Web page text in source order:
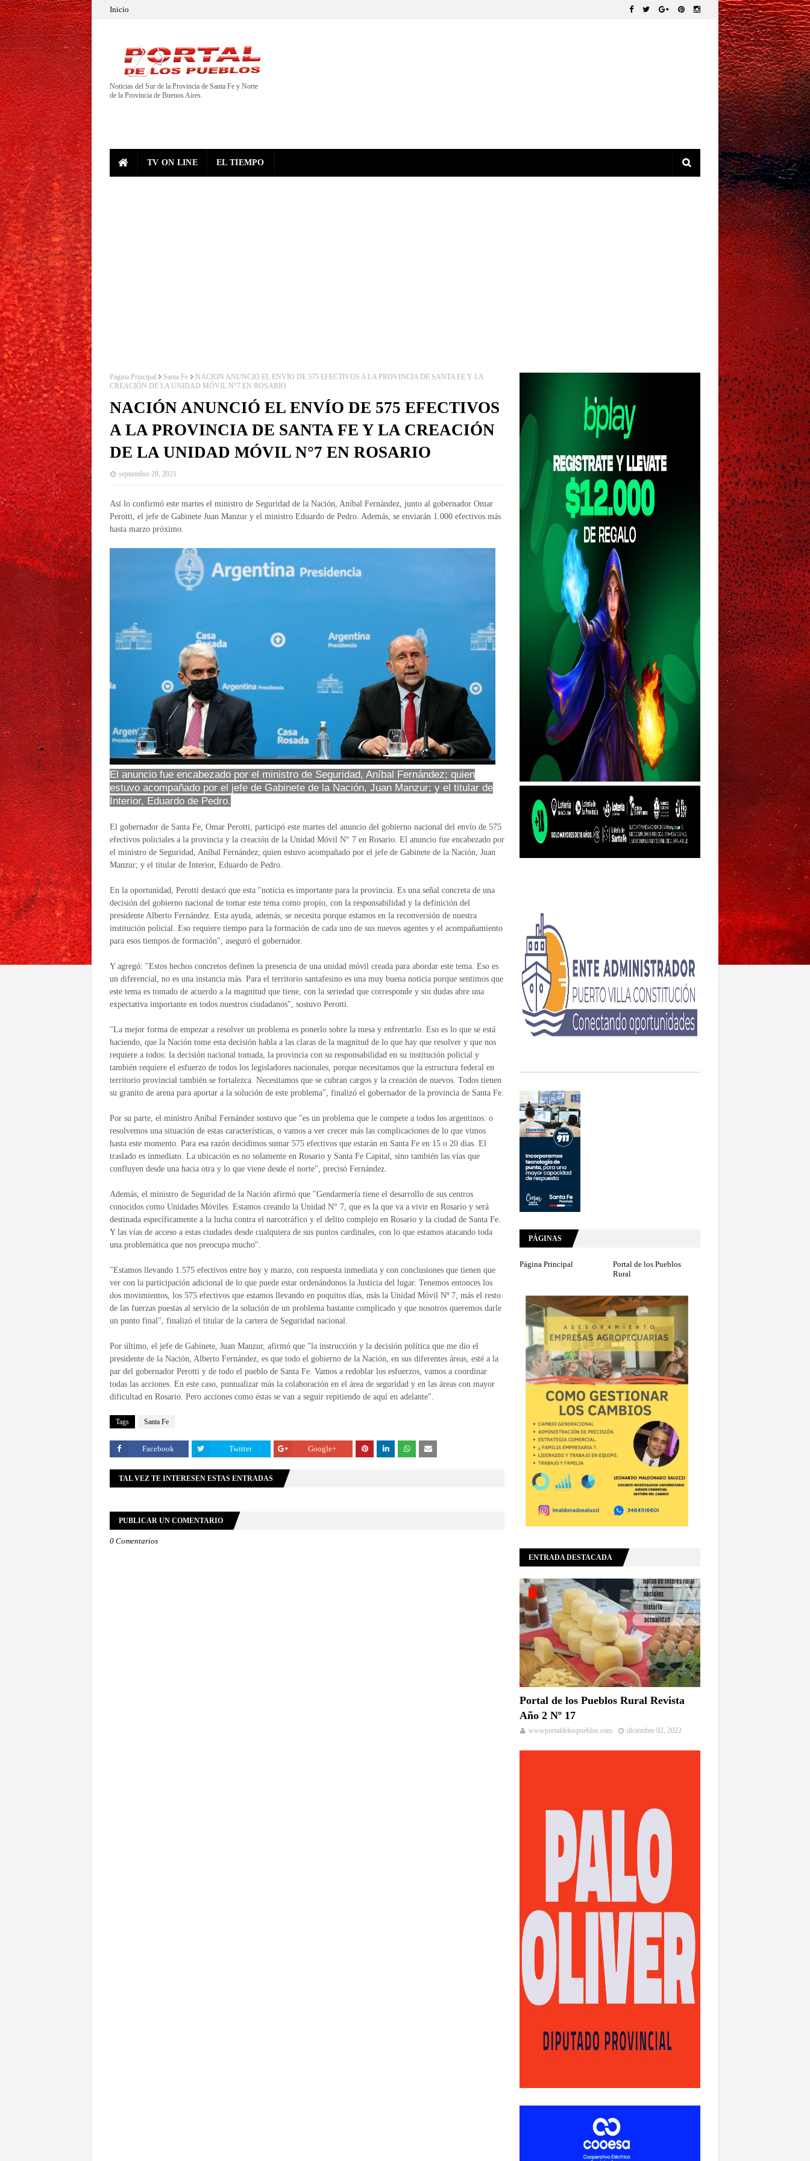
Inicio
Noticias del Sur de la Provincia de Santa Fe y Norte
de la Provincia de Buenos Aires.
TV ON LINE EL TIEMPO
Página Principal Santa Fe
NACIÓN ANUNCIÓ EL ENVÍO DE 575 EFECTIVOS A LA PROVINCIA DE SANTA FE Y LA
CREACIÓN DE LA UNIDAD MÓVIL N°7 EN ROSARIO
NACIÓN ANUNCIÓ EL ENVÍO DE 575 EFECTIVOS
A LA PROVINCIA DE SANTA FE Y LA CREACIÓN
DE LA UNIDAD MÓVIL N°7 EN ROSARIO
septiembre 28, 2021
Así lo confirmó este martes el ministro de Seguridad de la Nación, Aníbal Fernández, junto al gobernador Omar
Perotti, el jefe de Gabinete Juan Manzur y el ministro Eduardo de Pedro. Además, se enviarán 1.000 efectivos más
hasta marzo próximo.
El anuncio fue encabezado por el ministro de Seguridad, Aníbal Fernández; quien
estuvo acompañado por el jefe de Gabinete de la Nación, Juan Manzur; y el titular de
Interior, Eduardo de Pedro.
El gobernador de Santa Fe, Omar Perotti, participó este martes del anuncio del gobierno nacional del envío de 575
efectivos policiales a la provincia y la creación de la Unidad Móvil N° 7 en Rosario. El anuncio fue encabezado por
el ministro de Seguridad, Aníbal Fernández; quien estuvo acompañado por el jefe de Gabinete de la Nación, Juan
Manzur; y el titular de Interior, Eduardo de Pedro.
En la oportunidad, Perotti destacó que esta "noticia es importante para la provincia. Es una señal concreta de una
decisión del gobierno nacional de tomar este tema como propio, con la responsabilidad y la definición del
presidente Alberto Fernández. Esta ayuda, además, se necesita porque estamos en la reconversión de nuestra
institución policial. Eso requiere tiempo para la formación de cada uno de sus nuevos agentes y el acompañamiento
para esos tiempos de formación", aseguró el gobernador.
Y agregó: "Estos hechos concretos definen la presencia de una unidad móvil creada para abordar este tema. Eso es
un diferencial, no es una instancia más. Para el territorio santafesino es una muy buena noticia porque sentimos que
este tema es tomado de acuerdo a la magnitud que tiene, con la seriedad que corresponde y sin dudas abre una
expectativa importante en todos nuestros ciudadanos", sostuvo Perotti.
"La mejor forma de empezar a resolver un problema es ponerlo sobre la mesa y enfrentarlo. Eso es lo que se está
haciendo, que la Nación tome esta decisión habla a las claras de la magnitud de lo que hay que resolver y que nos
requiere a todos: la decisión nacional tomada, la provincia con su responsabilidad en su institución policial y
también requiere el esfuerzo de todos los legisladores nacionales, porque necesitamos que la estructura federal en
territorio provincial también se fortalezca. Necesitamos que se cubran cargos y la creación de nuevos. Todos tienen
su granito de arena para aportar a la solución de este problema", finalizó el gobernador de la provincia de Santa Fe.
Por su parte, el ministro Aníbal Fernández sostuvo que "es un problema que le compete a todos los argentinos: o
resolvemos una situación de estas características, o vamos a ver crecer más las complicaciones de lo que vimos
hasta este momento. Para esa razón decidimos sumar 575 efectivos que estarán en Santa Fe en 15 o 20 días. El
traslado es inmediato. La ubicación es no solamente en Rosario y Santa Fe Capital, sino también las vías que
confluyen desde una hacia otra y lo que viene desde el norte", precisó Fernández.
Además, el ministro de Seguridad de la Nación afirmó que "Gendarmería tiene el desarrollo de sus centros
conocidos como Unidades Móviles. Estamos creando la Unidad N° 7, que es la que va a vivir en Rosario y será
destinada específicamente a la lucha contra el narcotráfico y el delito complejo en Rosario y la ciudad de Santa Fe.
Y las vías de acceso a estas ciudades desde cualquiera de sus puntos cardinales, con lo que estamos atacando toda
una problemática que nos preocupa mucho".
"Estamos llevando 1.575 efectivos entre hoy y marzo, con respuesta inmediata y con conclusiones que tienen que
ver con la participación adicional de lo que puede estar ordenándonos la Justicia del lugar. Tenemos entonces los
dos movimientos, los 575 efectivos que estamos llevando en poquitos días, más la Unidad Móvil Nº 7, más el resto
de las fuerzas puestas al servicio de la solución de un problema bastante complicado y que nosotros queremos darle
un punto final", finalizó el titular de la cartera de Seguridad nacional.
Por último, el jefe de Gabinete, Juan Manzur, afirmó que "la instrucción y la decisión política que me dio el
presidente de la Nación, Alberto Fernández, es que todo el gobierno de la Nación, en sus diferentes áreas, esté a la
par del gobernador Perotti y de todo el pueblo de Santa Fe. Vamos a redoblar los esfuerzos, vamos a coordinar
todas las acciones. En este caso, puntualizar más la colaboración en el área de seguridad y en las áreas con mayor
dificultad en Rosario. Pero acciones como éstas se van a seguir repitiendo de aquí en adelante".
Tags Santa Fe
Facebook Twitter Google+
TAL VEZ TE INTERESEN ESTAS ENTRADAS
PUBLICAR UN COMENTARIO
0 Comentarios
PÁGINAS
Página Principal
Portal de los Pueblos
Rural
ENTRADA DESTACADA
Portal de los Pueblos Rural Revista
Año 2 Nº 17
wwwportaldelospueblos.com diciembre 02, 2022